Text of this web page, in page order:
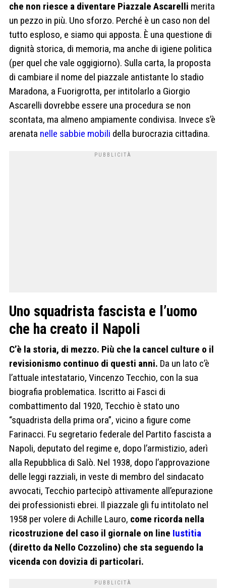
che non riesce a diventare Piazzale Ascarelli merita
un pezzo in più. Uno sforzo. Perché è un caso non del
tutto esploso, e siamo qui apposta. È una questione di
dignità storica, di memoria, ma anche di igiene politica
(per quel che vale oggigiorno). Sulla carta, la proposta
di cambiare il nome del piazzale antistante lo stadio
Maradona, a Fuorigrotta, per intitolarlo a Giorgio
Ascarelli dovrebbe essere una procedura se non
scontata, ma almeno ampiamente condivisa. Invece s’è
arenata nelle sabbie mobili della burocrazia cittadina.
Uno squadrista fascista e l’uomo
che ha creato il Napoli
C’è la storia, di mezzo. Più che la cancel culture o il
revisionismo continuo di questi anni. Da un lato c’è
l’attuale intestatario, Vincenzo Tecchio, con la sua
biografia problematica. Iscritto ai Fasci di
combattimento dal 1920, Tecchio è stato uno
“squadrista della prima ora”, vicino a figure come
Farinacci. Fu segretario federale del Partito fascista a
Napoli, deputato del regime e, dopo l’armistizio, aderì
alla Repubblica di Salò. Nel 1938, dopo l’approvazione
delle leggi razziali, in veste di membro del sindacato
avvocati, Tecchio partecipò attivamente all’epurazione
dei professionisti ebrei. Il piazzale gli fu intitolato nel
1958 per volere di Achille Lauro, come ricorda nella
ricostruzione del caso il giornale on line Iustitia
(diretto da Nello Cozzolino) che sta seguendo la
vicenda con dovizia di particolari.